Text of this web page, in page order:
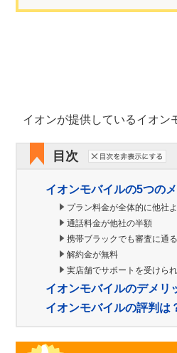
イオンが提供しているイオン
目次
イオンモバイルの5つの
プラン料金が全体的に他社
通話料金が他社の半額
携帯ブラックでも審査に通
解約金が無料
実店舗でサポートを受けら
イオンモバイルのデメリ
イオンモバイルの評判は